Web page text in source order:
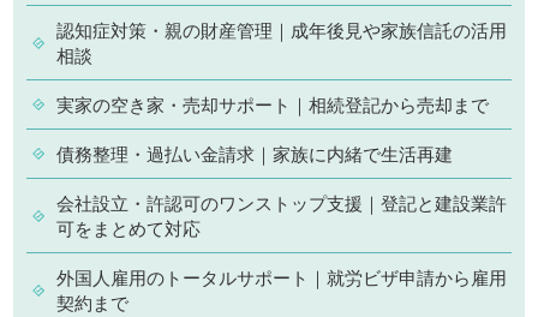
認知症対策・親の財産管理｜成年後見や家族信託の活用
相談
実家の空き家・売却サポート｜相続登記から売却まで
債務整理・過払い金請求｜家族に内緒で生活再建
会社設立・許認可のワンストップ支援｜登記と建設業許
可をまとめて対応
外国人雇用のトータルサポート｜就労ビザ申請から雇用
契約まで